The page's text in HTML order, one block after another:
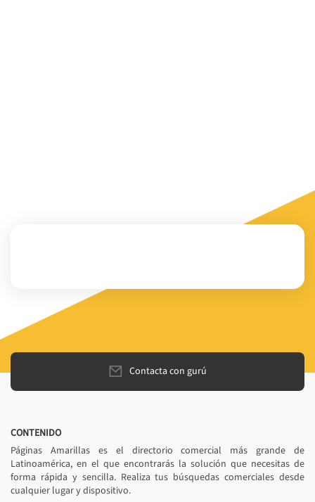
Contacta con gurú
CONTENIDO
Páginas Amarillas es el directorio comercial más grande de
Latinoamérica, en el que encontrarás la solución que necesitas de
forma rápida y sencilla. Realiza tus búsquedas comerciales desde
cualquier lugar y dispositivo.